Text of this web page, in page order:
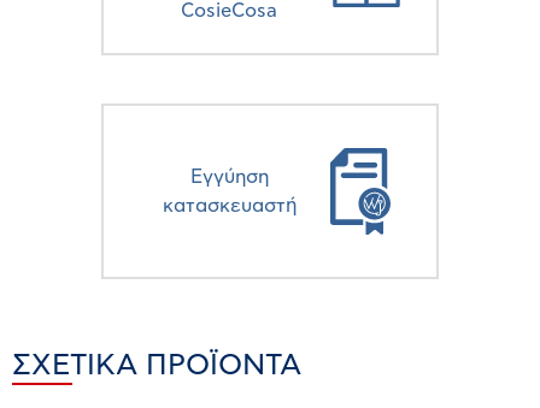
CosieCosa
Eγγύηση
κατασκευαστή
ΣΧΕΤΙΚΆ ΠΡΟΪΌΝΤΑ